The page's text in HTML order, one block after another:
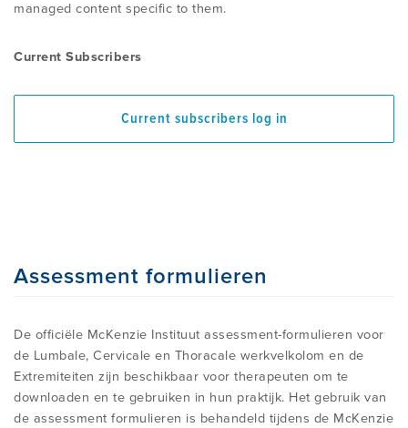
managed content specific to them.
Current Subscribers
Current subscribers log in
Assessment formulieren
De officiële McKenzie Instituut assessment-formulieren voor
de Lumbale, Cervicale en Thoracale werkvelkolom en de
Extremiteiten zijn beschikbaar voor therapeuten om te
downloaden en te gebruiken in hun praktijk. Het gebruik van
de assessment formulieren is behandeld tijdens de McKenzie